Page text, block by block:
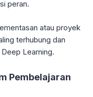
peran.
atau proyek
terhubung dan
Learning.
Pembelajaran